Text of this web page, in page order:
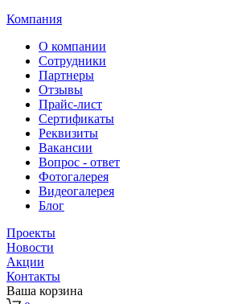
Компания
О компании
Сотрудники
Партнеры
Отзывы
Прайс-лист
Сертификаты
Реквизиты
Вакансии
Вопрос - ответ
Фотогалерея
Видеогалерея
Блог
Проекты
Новости
Акции
Контакты
Ваша корзина